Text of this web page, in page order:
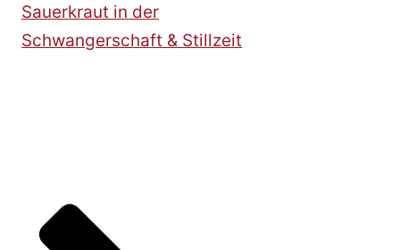
Sauerkraut in der
Schwangerschaft & Stillzeit